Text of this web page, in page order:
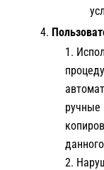
ручные